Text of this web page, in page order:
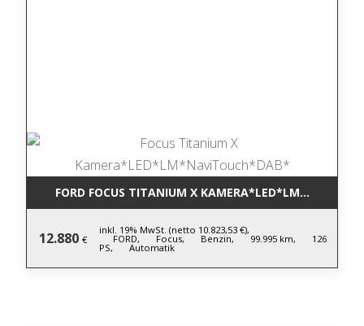
FORD FOCUS TITANIUM X
12.880 €
inkl. 19% MwSt. (netto 10.823,53 €),
FORD, Focus, Benzin, 99.995 km, 126
PS, Automatik